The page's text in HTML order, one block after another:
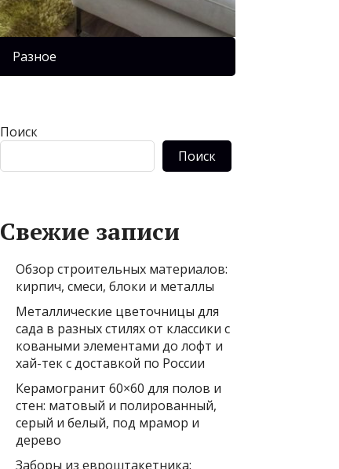
Разное
Поиск
Поиск
Свежие записи
Обзор строительных материалов:
кирпич, смеси, блоки и металлы
Металлические цветочницы для
сада в разных стилях от классики с
коваными элементами до лофт и
хай-тек с доставкой по России
Керамогранит 60×60 для полов и
стен: матовый и полированный,
серый и белый, под мрамор и
дерево
Заборы из евроштакетника: